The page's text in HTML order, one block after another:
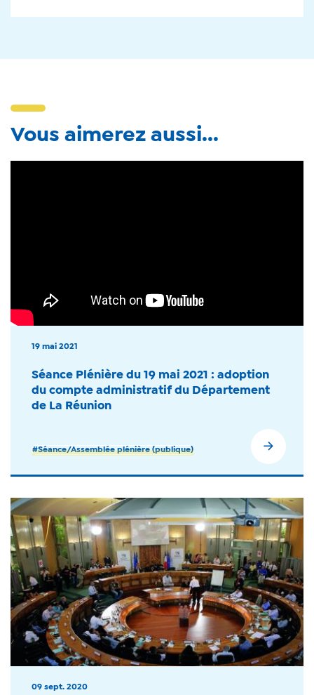
Vous aimerez aussi...
19 mai 2021
Séance Plénière du 19 mai 2021 : adoption
du compte administratif du Département
de La Réunion
#Séance/Assemblée plénière (publique)
09 sept. 2020